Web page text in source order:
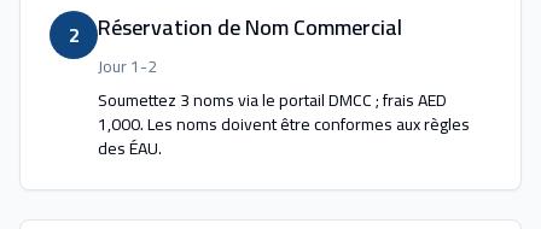
2 Réservation de Nom Commercial
Jour 1-2
Soumettez 3 noms via le portail DMCC ; frais AED
1,000. Les noms doivent être conformes aux règles
des ÉAU.